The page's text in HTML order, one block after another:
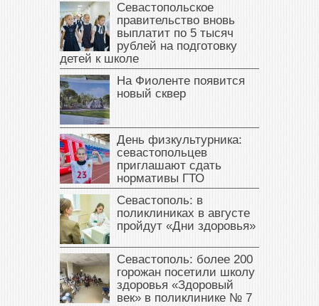
Севастопольское
правительство вновь
выплатит по 5 тысяч
рублей на подготовку
детей к школе
На Фиоленте появится
новый сквер
День физкультурника:
севастопольцев
приглашают сдать
нормативы ГТО
Севастополь: в
поликлиниках в августе
пройдут «Дни здоровья»
Севастополь: более 200
горожан посетили школу
здоровья «Здоровый
век» в поликлинике № 7